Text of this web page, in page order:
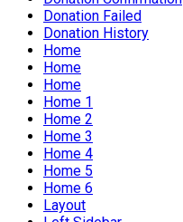
Donation Failed
Donation History
Home
Home
Home
Home 1
Home 2
Home 3
Home 4
Home 5
Home 6
Layout